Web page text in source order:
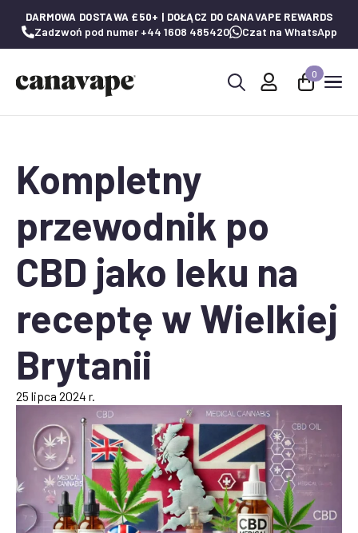
DARMOWA DOSTAWA £50+ | DOŁĄCZ DO CANAVAPE REWARDS
Zadzwoń pod numer +44 1608 485420 Czat na WhatsApp
0
Kompletny
przewodnik po
CBD jako leku na
receptę w Wielkiej
Brytanii
25 lipca 2024 r.